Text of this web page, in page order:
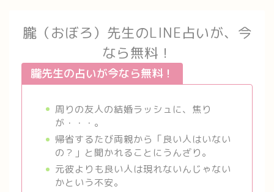
朧（おぼろ）先生のLINE占いが、今
なら無料！
朧先生の占いが今なら無料！
周りの友人の結婚ラッシュに、焦り
が・・・。
帰省するたび両親から「良い人はいない
の？」と聞かれることにうんざり。
元彼よりも良い人は現れないんじゃない
かという不安。